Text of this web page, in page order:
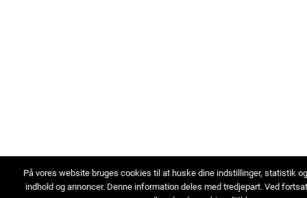
På vores website bruges cookies til at huske dine indstillinger, statistik
indhold og annoncer. Denne information deles med tredjepart. Ved